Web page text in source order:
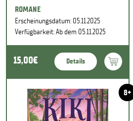
ROMANE
Erscheinungsdatum: 05.11.2025
Verfügbarkeit: Ab dem 05.11.2025
15,00€ Details
8+